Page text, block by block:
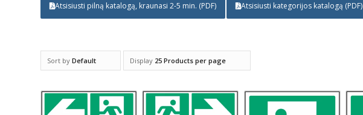
Atsisiusti pilną katalogą, kraunasi 2-5 min. (PDF) Atsisiusti kategorijos katalogą (PDF)
Sort by Default Display 25 Products per page